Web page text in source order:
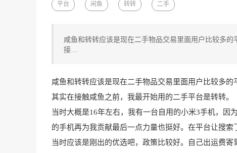
平台 闲鱼 转转 二手
咸鱼和转转应该是现在二手物品交易里面用户比较多
接…
咸鱼和转转应该是现在二手物品交易里面用户比较多的
其实在接触咸鱼之前，我最开始用的二手平台是转转。
当时大概是16年左右，我有一台自用的小米3手机，因
的手机再为我贡献最后一点力量也挺好。在平台让搜
当时应该是刚出的优选吧，政策比较好。自己出运费寄